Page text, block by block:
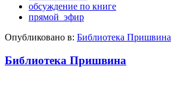
обсуждение по книге
прямой_эфир
Опубликовано в: Библиотека Пришвина
Библиотека Пришвина